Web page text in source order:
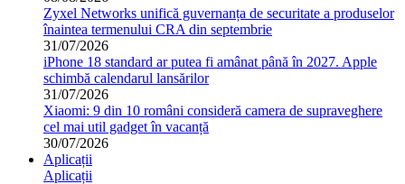
Zyxel Networks unifică guvernanța de securitate a produselor
înaintea termenului CRA din septembrie
31/07/2026
iPhone 18 standard ar putea fi amânat până în 2027. Apple
schimbă calendarul lansărilor
31/07/2026
Xiaomi: 9 din 10 români consideră camera de supraveghere
cel mai util gadget în vacanță
30/07/2026
Aplicații
Aplicații